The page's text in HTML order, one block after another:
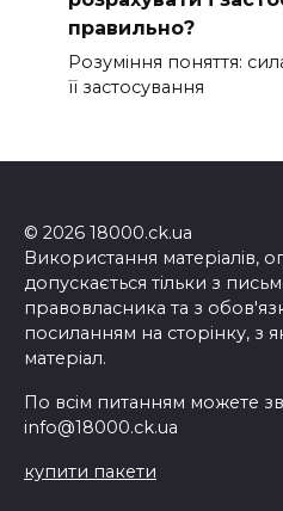
правильно?
Розуміння поняття:
її застосування
© 2026 18000.ck.ua
Використання матеріалів,
допускається тільки з
правовласника та з
посиланням на сторінку, з
матеріал.
По всім питанням можете
info@18000.ck.ua
купити пакети